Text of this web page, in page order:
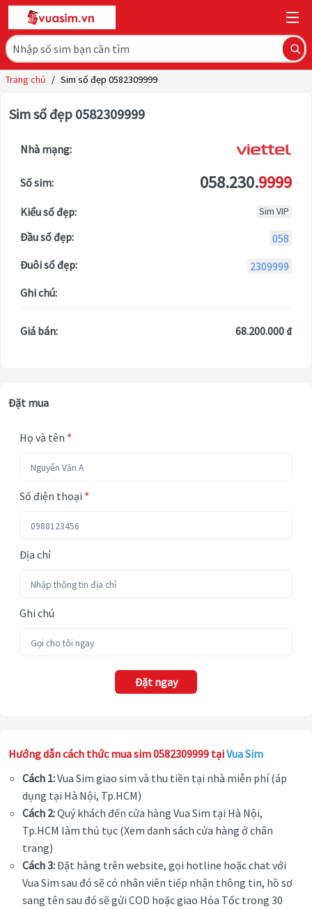
Trang chủ / Sim số đẹp 0582309999
Sim số đẹp 0582309999
Nhà mạng:
Số sim: 058.230.9999
Kiểu số đẹp: Sim VIP
Đầu số đẹp:
058
Đuôi số đẹp:
2309999
Ghi chú:
Giá bán: 68.200.000 ₫
Đặt mua
Họ và tên *
Số điện thoại *
Địa chỉ
Ghi chú
Đặt ngay
Hướng dẫn cách thức mua sim 0582309999 tạiVua Sim
Cách 1:Vua Sim giao sim và thu tiền tại nhà miễn phí (áp
dụng tại Hà Nội, Tp.HCM)
Cách 2:Quý khách đến cửa hàng Vua Sim tại Hà Nội,
Tp.HCM làm thủ tục (Xem danh sách cửa hàng ở chân
trang)
Cách 3:Đặt hàng trên website, gọi hotline hoặc chat với
Vua Sim sau đó sẽ có nhân viên tiếp nhận thông tin, hồ sơ
sang tên sau đó sẽ gửi COD hoặc giao Hỏa Tốc trong 30